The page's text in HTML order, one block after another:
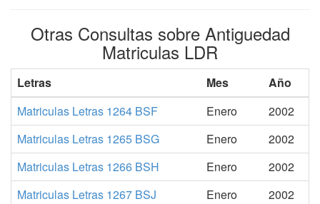
Otras Consultas sobre Antiguedad
Matriculas LDR
Letras Mes
Año
Matriculas Letras 1264 BSF
Enero
2002
Matriculas Letras 1265 BSG
Enero
2002
Matriculas Letras 1266 BSH
Enero
2002
Matriculas Letras 1267 BSJ
Enero
2002